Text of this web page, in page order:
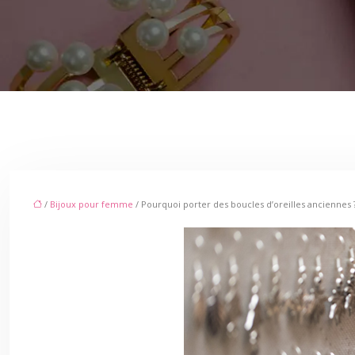
/ Bijoux pour femme / Pourquoi porter des boucles d’oreilles anciennes